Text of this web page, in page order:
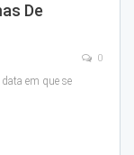
De
0
em que se